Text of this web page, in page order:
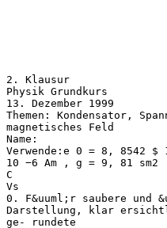
2. Klausur
Physik Grundkurs
13. Dezember 1999
Themen: Kondensator,
magnetisches Feld
Name:
Verwende:e 0 = 8, 8542
10 −6 Am , g = 9, 81 sm2
C
Vs
0. F&uuml;r saubere und
Darstellung, klar
ge- rundete